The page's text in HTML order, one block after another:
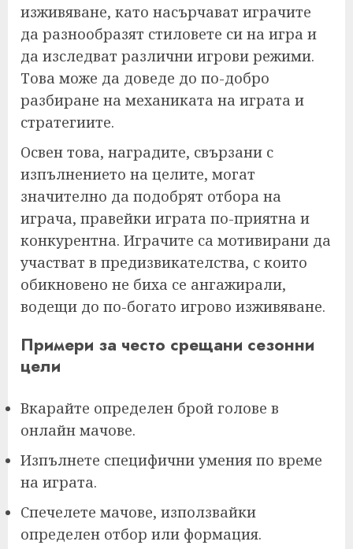
изживяване, като насърчават играчите
да разнообразят стиловете си на игра и
да изследват различни игрови режими.
Това може да доведе до по-добро
разбиране на механиката на играта и
стратегиите.
Освен това, наградите, свързани с
изпълнението на целите, могат
значително да подобрят отбора на
играча, правейки играта по-приятна и
конкурентна. Играчите са мотивирани да
участват в предизвикателства, с които
обикновено не биха се ангажирали,
водещи до по-богато игрово изживяване.
Примери за често срещани сезонни
цели
Вкарайте определен брой голове в
онлайн мачове.
Изпълнете специфични умения по време
на играта.
Спечелете мачове, използвайки
определен отбор или формация.